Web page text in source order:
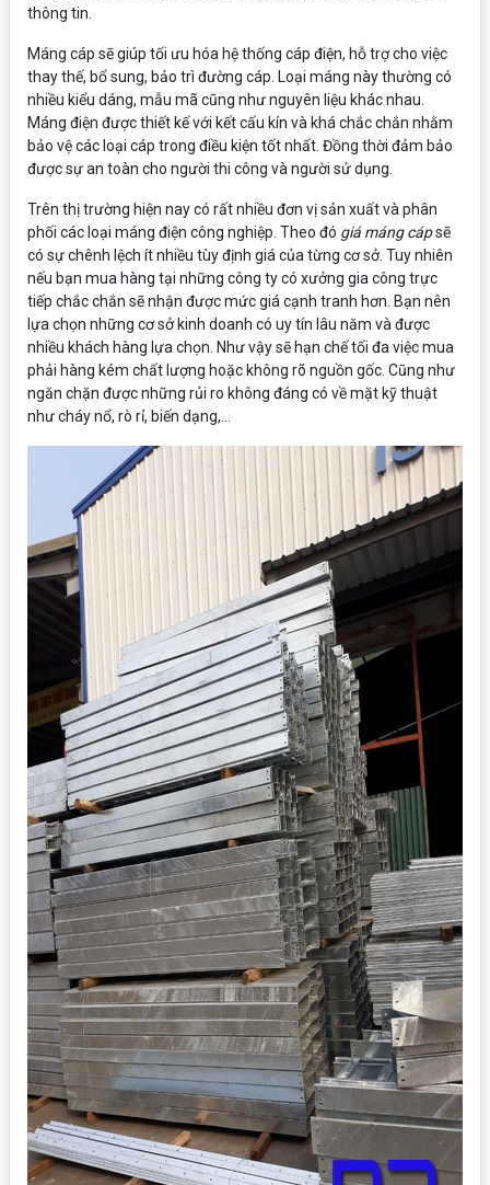
thông tin.
Máng cáp sẽ giúp tối ưu hóa hệ thống cáp điện, hỗ trợ cho việc
thay thế, bổ sung, bảo trì đường cáp. Loại máng này thường có
nhiều kiểu dáng, mẫu mã cũng như nguyên liệu khác nhau.
Máng điện được thiết kế với kết cấu kín và khá chắc chắn nhằm
bảo vệ các loại cáp trong điều kiện tốt nhất. Đồng thời đảm bảo
được sự an toàn cho người thi công và người sử dụng.
Trên thị trường hiện nay có rất nhiều đơn vị sản xuất và phân
phối các loại máng điện công nghiệp. Theo đó giá máng cápsẽ
có sự chênh lệch ít nhiều tùy định giá của từng cơ sở. Tuy nhiên
nếu bạn mua hàng tại những công ty có xưởng gia công trực
tiếp chắc chắn sẽ nhận được mức giá cạnh tranh hơn. Bạn nên
lựa chọn những cơ sở kinh doanh có uy tín lâu năm và được
nhiều khách hàng lựa chọn. Như vậy sẽ hạn chế tối đa việc mua
phải hàng kém chất lượng hoặc không rõ nguồn gốc. Cũng như
ngăn chặn được những rủi ro không đáng có về mặt kỹ thuật
như cháy nổ, rò rỉ, biến dạng,…